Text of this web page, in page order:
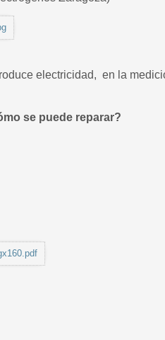
electricidad, en la
se puede reparar?